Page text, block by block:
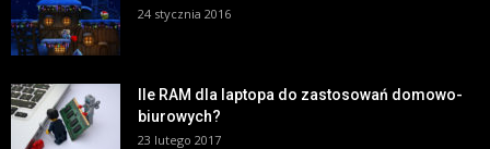
24 stycznia 2016
Ile RAM dla laptopa do zastosowań domowo-
biurowych?
23 lutego 2017